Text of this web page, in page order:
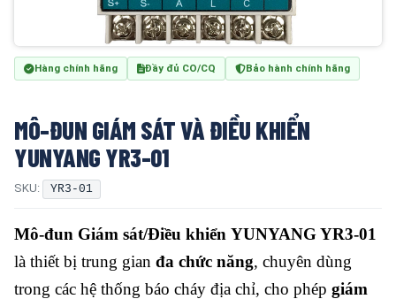
Hàng chính hãng Đầy đủ CO/CQ Bảo hành chính hãng
MÔ-ĐUN GIÁM SÁT VÀ ĐIỀU KHIỂN
YUNYANG YR3-01
SKU: YR3-01
Mô-đun Giám sát/Điều khiển YUNYANG YR3-01
là thiết bị trung gian đa chức năng, chuyên dùng
trong các hệ thống báo cháy địa chỉ, cho phép giám